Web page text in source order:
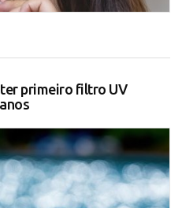
primeiro filtro UV